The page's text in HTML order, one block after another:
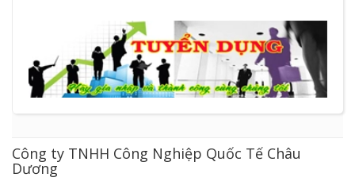
Công ty TNHH Công Nghiệp Quốc Tế Châu
Dương